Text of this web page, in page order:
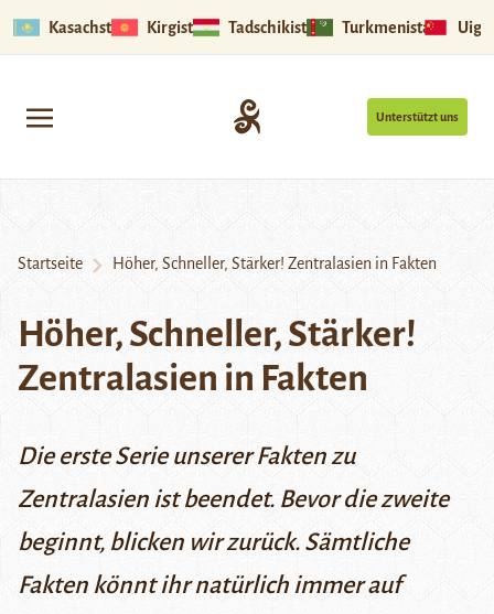
Kasachstan Kirgistan Tadschikistan Turkmenistan
Unterstützt uns
Startseite Höher, Schneller, Stärker! Zentralasien in Fakten
Höher, Schneller, Stärker!
Zentralasien in Fakten
Die erste Serie unserer Fakten zu
Zentralasien ist beendet. Bevor die zweite
beginnt, blicken wir zurück. Sämtliche
Fakten könnt ihr natürlich immerauf